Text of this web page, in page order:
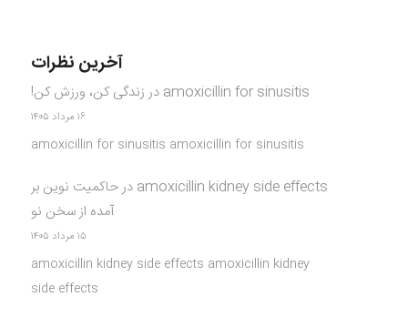
آخرین نظرات
amoxicillin for sinusitis در زندگی کن، ورزش کن!
۱۶ مرداد ۱۴۰۵
amoxicillin for sinusitis amoxicillin for sinusitis
amoxicillin kidney side effects درحاکمیت نوین بر
آمده از سخن نو
۱۵ مرداد ۱۴۰۵
amoxicillin kidney side effects amoxicillin kidney
side effects